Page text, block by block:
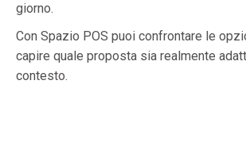
giorno.
Con Spazio POS puoi confrontare le
capire quale proposta sia realmente
contesto.